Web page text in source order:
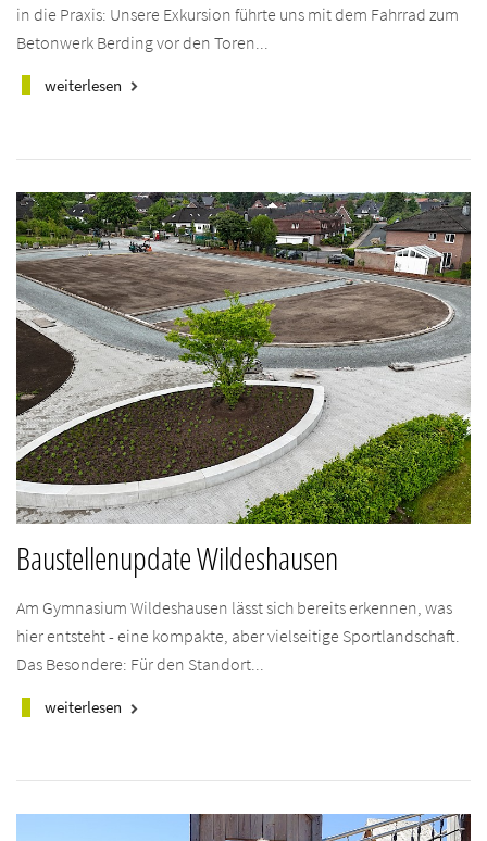
in die Praxis: Unsere Exkursion führte uns mit dem Fahrrad zum
Betonwerk Berding vor den Toren...
weiterlesen keyboard_arrow_right
Baustellenupdate Wildeshausen
Am Gymnasium Wildeshausen lässt sich bereits erkennen, was
hier entsteht - eine kompakte, aber vielseitige Sportlandschaft.
Das Besondere: Für den Standort...
weiterlesen keyboard_arrow_right